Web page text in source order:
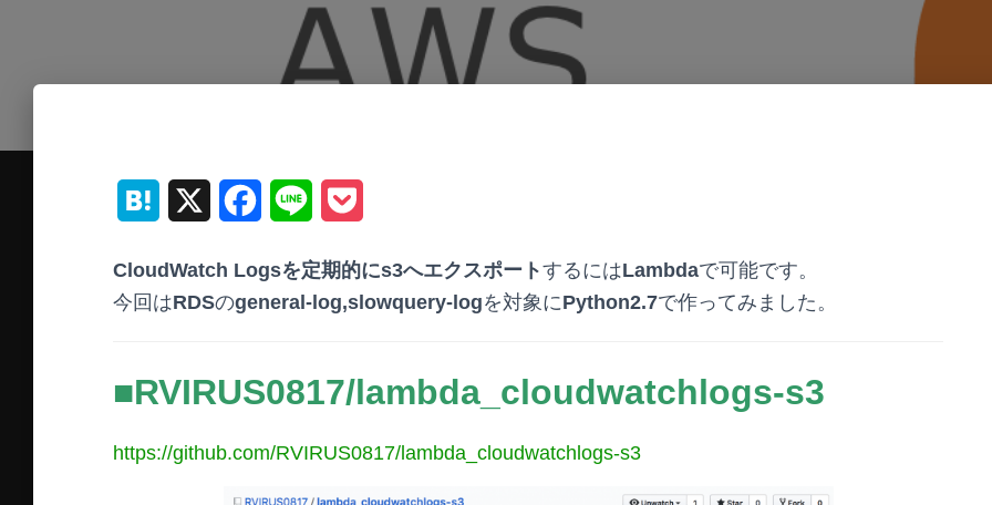
a
c
o
k
n c
CloudWatch Logsを定期的にs3へエクスポートするにはLambdaで可能です。
今回はRDSのgeneral-log,slowquery-logを対象にPython2.7で作ってみました。
■RVIRUS0817/lambda_cloudwatchlogs-s3
https://github.com/RVIRUS0817/lambda_cloudwatchlogs-s3